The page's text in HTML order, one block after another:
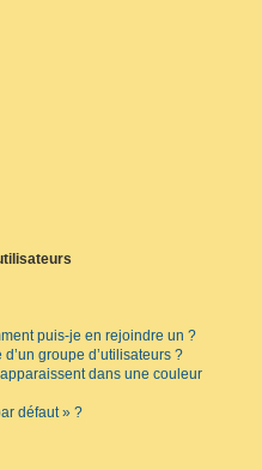
puis-je en rejoindre un ?
groupe d’utilisateurs ?
dans une couleur
défaut » ?